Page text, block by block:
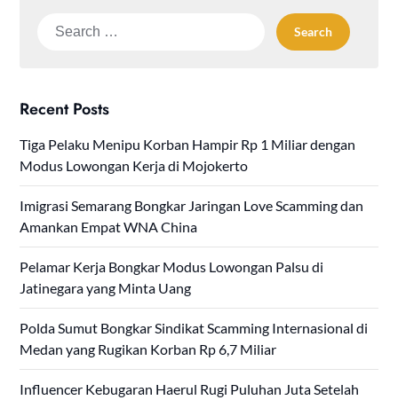
Search
Recent Posts
Tiga Pelaku Menipu Korban Hampir Rp 1 Miliar dengan
Modus Lowongan Kerja di Mojokerto
Imigrasi Semarang Bongkar Jaringan Love Scamming dan
Amankan Empat WNA China
Pelamar Kerja Bongkar Modus Lowongan Palsu di
Jatinegara yang Minta Uang
Polda Sumut Bongkar Sindikat Scamming Internasional di
Medan yang Rugikan Korban Rp 6,7 Miliar
Influencer Kebugaran Haerul Rugi Puluhan Juta Setelah